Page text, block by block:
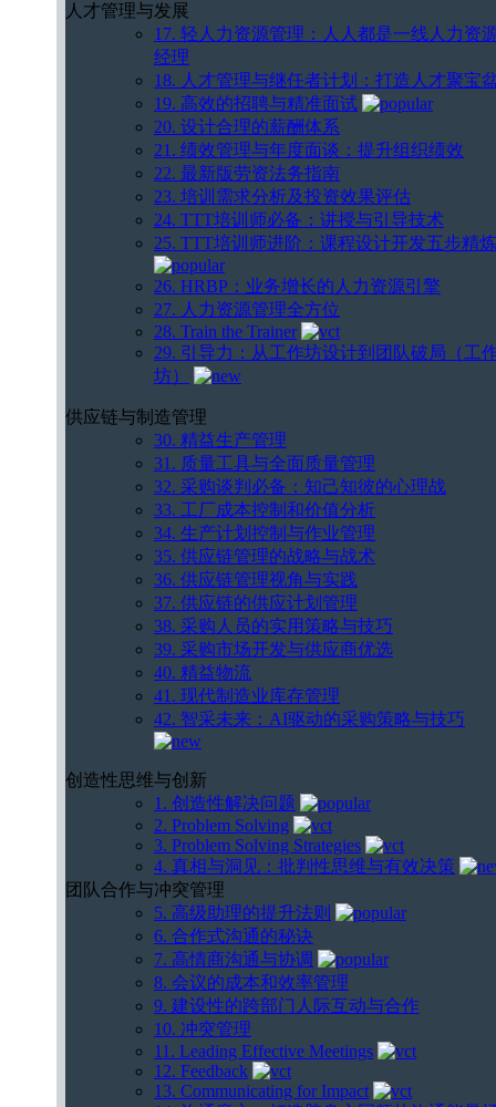
人才管理与发展
17. 轻人力资源管理：人人都是一线人力资
经理
18. 人才管理与继任者计划：打造人才聚宝
19. 高效的招聘与精准面试
20. 设计合理的薪酬体系
21. 绩效管理与年度面谈：提升组织绩效
22. 最新版劳资法务指南
23. 培训需求分析及投资效果评估
24. TTT培训师必备：讲授与引导技术
25. TTT培训师进阶：课程设计开发五步精炼
26. HRBP：业务增长的人力资源引擎
27. 人力资源管理全方位
28. Train the Trainer
29. 引导力：从工作坊设计到团队破局（工
坊）
供应链与制造管理
30. 精益生产管理
31. 质量工具与全面质量管理
32. 采购谈判必备：知己知彼的心理战
33. 工厂成本控制和价值分析
34. 生产计划控制与作业管理
35. 供应链管理的战略与战术
36. 供应链管理视角与实践
37. 供应链的供应计划管理
38. 采购人员的实用策略与技巧
39. 采购市场开发与供应商优选
40. 精益物流
41. 现代制造业库存管理
42. 智采未来：AI驱动的采购策略与技巧
创造性思维与创新
1. 创造性解决问题
2. Problem Solving
3. Problem Solving Strategies
4. 真相与洞见：批判性思维与有效决策
团队合作与冲突管理
5. 高级助理的提升法则
6. 合作式沟通的秘诀
7. 高情商沟通与协调
8. 会议的成本和效率管理
9. 建设性的跨部门人际互动与合作
10. 冲突管理
11. Leading Effective Meetings
12. Feedback
13. Communicating for Impact